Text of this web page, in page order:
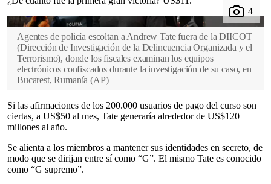
Agentes de policía escoltan a Andrew Tate fuera de la DIICOT
(Dirección de Investigación de la Delincuencia Organizada y el
Terrorismo), donde los fiscales examinan los equipos
electrónicos confiscados durante la investigación de su caso, en
Bucarest, Rumanía (AP)
Si las afirmaciones de los 200.000 usuarios de pago del curso son
ciertas, a US$50 al mes, Tate generaría alrededor de US$120
millones al año.
Se alienta a los miembros a mantener sus identidades en secreto, de
modo que se dirijan entre sí como “G”. El mismo Tate es conocido
como “G supremo”.